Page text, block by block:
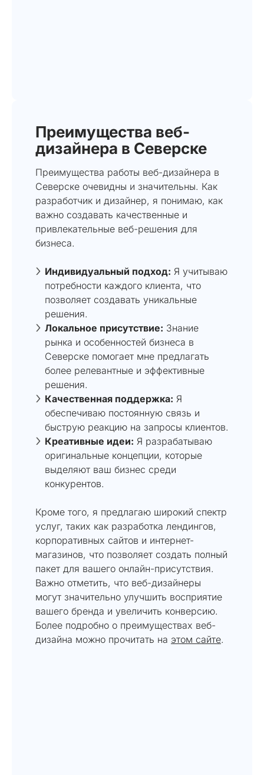
Преимущества веб-
дизайнера в Северске
Преимущества работы веб-дизайнера в
Северске очевидны и значительны. Как
разработчик и дизайнер, я понимаю, как
важно создавать качественные и
привлекательные веб-решения для
бизнеса.
Индивидуальный подход: Я учитываю
потребности каждого клиента, что
позволяет создавать уникальные
решения.
Локальное присутствие: Знание
рынка и особенностей бизнеса в
Северске помогает мне предлагать
более релевантные и эффективные
решения.
Качественная поддержка: Я
обеспечиваю постоянную связь и
быструю реакцию на запросы клиентов.
Креативные идеи: Я разрабатываю
оригинальные концепции, которые
выделяют ваш бизнес среди
конкурентов.
Кроме того, я предлагаю широкий спектр
услуг, таких как разработка лендингов,
корпоративных сайтов и интернет-
магазинов, что позволяет создать полный
пакет для вашего онлайн-присутствия.
Важно отметить, что веб-дизайнеры
могут значительно улучшить восприятие
вашего бренда и увеличить конверсию.
Более подробно о преимуществах веб-
дизайна можно прочитать на этом сайте.